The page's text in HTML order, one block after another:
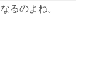
るのよね。